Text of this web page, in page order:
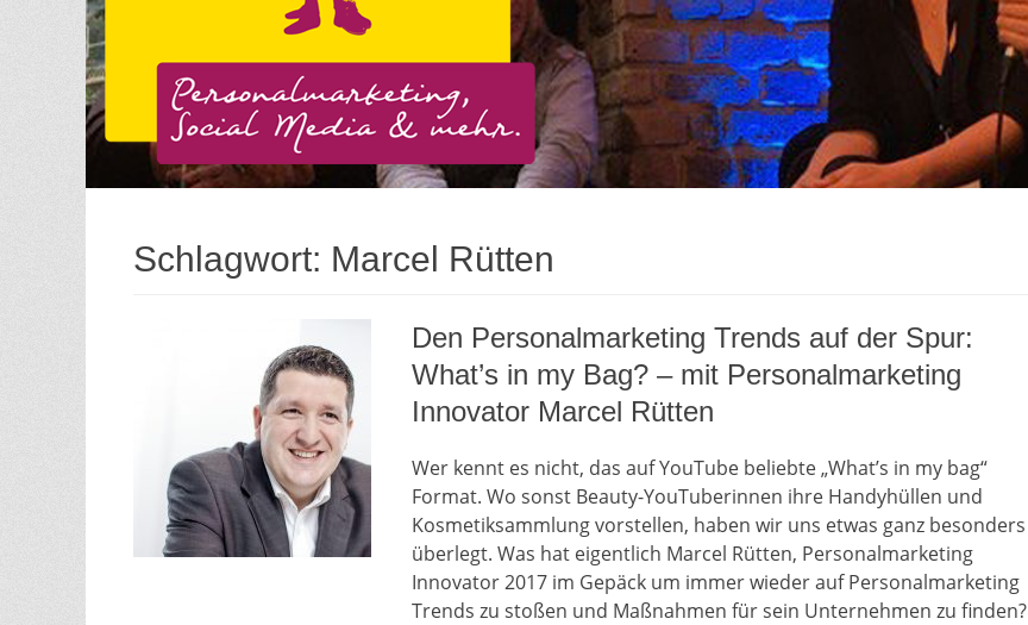
Schlagwort: Marcel Rütten
Den Personalmarketing Trends auf der Spur:
What’s in my Bag? – mit Personalmarketing
Innovator Marcel Rütten
Wer kennt es nicht, das auf YouTube beliebte „What’s in my bag“
Format. Wo sonst Beauty-YouTuberinnen ihre Handyhüllen und
Kosmetiksammlung vorstellen, haben wir uns etwas ganz besonders
überlegt. Was hat eigentlich Marcel Rütten, Personalmarketing
Innovator 2017 im Gepäck um immer wieder auf Personalmarketing
Trends zu stoßen und Maßnahmen für sein Unternehmen zu finden?